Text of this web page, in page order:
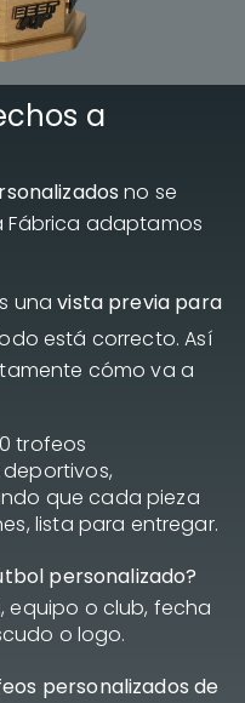
a
no se
Fábrica adaptamos
unavista previa para
está correcto. Así
cómo va a
trofeos
que cada pieza
lista para entregar.
personalizado?
equipo o club, fecha
o logo.
personalizados de